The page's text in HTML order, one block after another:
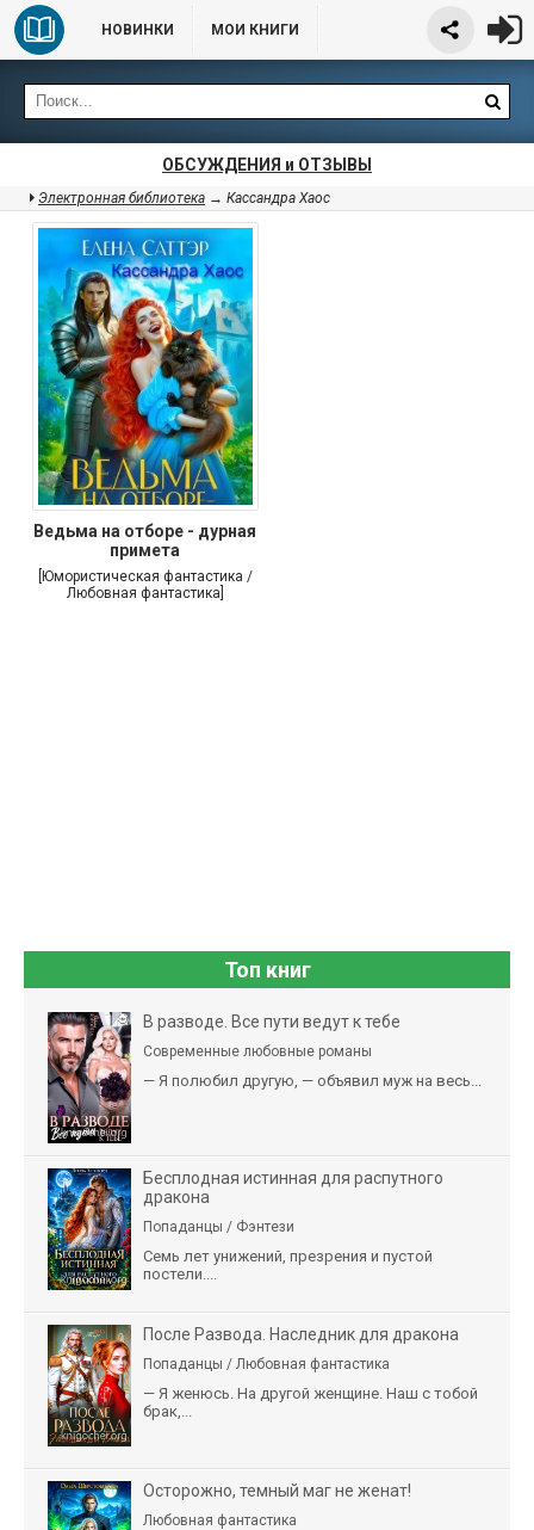
НОВИНКИ МОИ КНИГИ
ОБСУЖДЕНИЯ и ОТЗЫВЫ
Электронная библиотека → Кассандра Хаос
Ведьма на отборе - дурная
примета
[Юмористическая фантастика /
Любовная фантастика]
Топ книг
В разводе. Все пути ведут к тебе
Современные любовные романы
— Я полюбил другую, — объявил муж на весь...
Бесплодная истинная для распутного
дракона
Попаданцы / Фэнтези
Семь лет унижений, презрения и пустой
постели....
После Развода. Наследник для дракона
Попаданцы / Любовная фантастика
— Я женюсь. На другой женщине. Наш с тобой
брак,...
Осторожно, темный маг не женат!
Любовная фантастика